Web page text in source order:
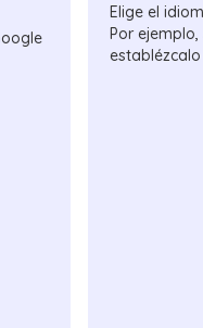
Elige el
Por